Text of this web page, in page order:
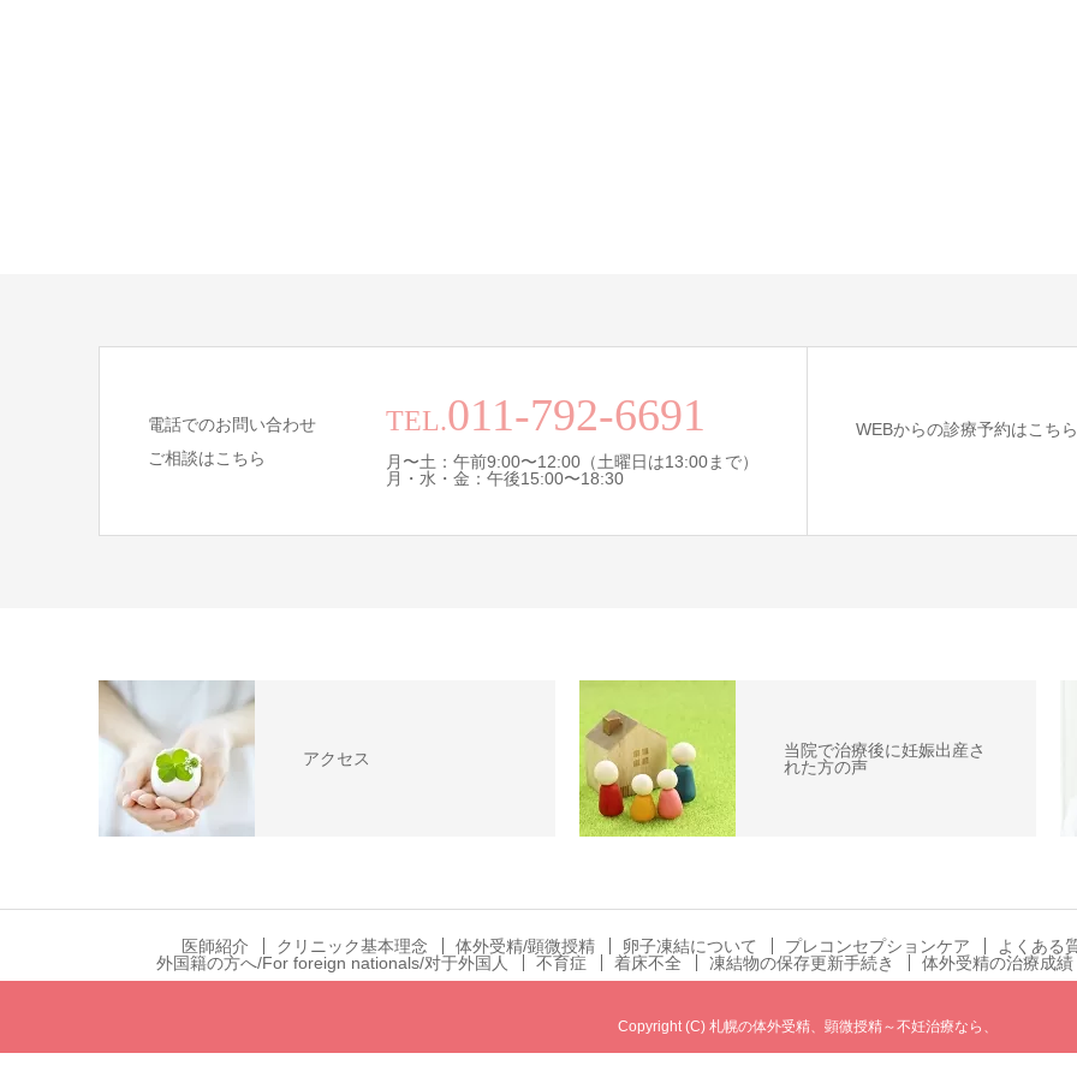
電話でのお問い合わせ
ご相談はこちら
TEL.011-792-6691
月〜土：午前9:00〜12:00（土曜日は13:00まで）
月・水・金：午後15:00〜18:30
WEBからの診療予約はこちら
アクセス
当院で治療後に妊娠出産さ
れた方の声
医師紹介 クリニック基本理念 体外受精/顕微授精 卵子凍結について プレコンセプションケア よくある
外国籍の方へ/For foreign nationals/对于外国人
不育症 着床不全 凍結物の保存更新手続き 体外受精の治療成績
Copyright (C) 札幌の体外受精、顕微授精～不妊治療なら、